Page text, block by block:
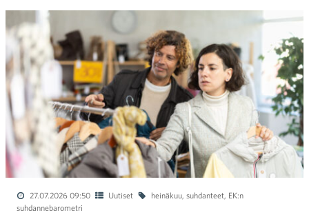
27.07.2026 09:50 Uutiset heinäkuu, suhdanteet, EK:n
suhdannebarometri